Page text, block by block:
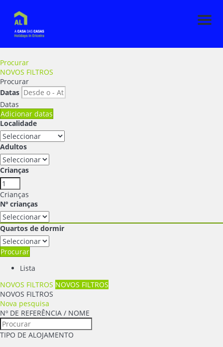
Menú
Procurar
NOVOS FILTROS
Procurar
Datas
Datas
Adicionar datas
Localidade
Adultos
Crianças
Crianças
Nº crianças
Quartos de dormir
Procurar
Lista
NOVOS FILTROS NOVOS FILTROS
NOVOS FILTROS
Nova pesquisa
Nº DE REFERÊNCIA / NOME
TIPO DE ALOJAMENTO